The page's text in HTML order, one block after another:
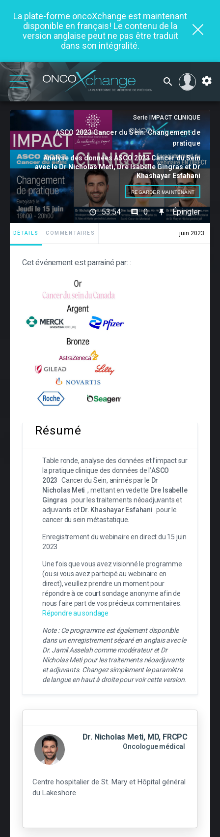
La plate-forme oncoXchange est maintenant
disponible en français! Le contenu de la
version anglaise peut ne pas être traduit
dans son intégralité.
Serie IMPACT CLINIQUE
ASCO 2023 Cancer du Sein: Changement de
pratique
Analyse des données ASCO 2023 Cancer du Sein
avec le Dr Nicholas Meti, Dre Isabelle Gingras et Dr
Khashayar Esfahani
REGARDER MAINTENANT
53:54 0 Épingler
DÉTAILS COMMENTAIRES juin 2023
Résumé
Table ronde, analyse des données et l’impact sur
la pratique clinique des données de l’ASCO
2023 Cancer du Sein, animés par le Dr
Nicholas Meti , mettant en vedette Dre Isabelle
Gingras pour les traitements néoadjuvants et
adjuvants et Dr. Khashayar Esfahani pour le
cancer du sein métastatique.
Enregistrement du webinaire en direct du 15 juin
2023
Une fois que vous avez visionné le programme
(ou si vous avez participé au webinaire en
direct), veuillez prendre un moment pour
répondre à ce court sondage anonyme afin de
nous faire part de vos précieux commentaires.
Répondre au sondage
Note : Ce programme est également disponible
dans un enregistrement séparé en anglais avec le
Dr. Jamil Asselah comme modérateur et Dr
Nicholas Meti pour les traitements néoadjuvants
et adjuvants. Changez simplement le paramètre
de langue en haut à droite pour voir cette version.
Cet événement est parrainé par: :
Dr. Nicholas Meti, MD, FRCPC
Oncologue médical
Centre hospitalier de St. Mary et Hôpital général
du Lakeshore